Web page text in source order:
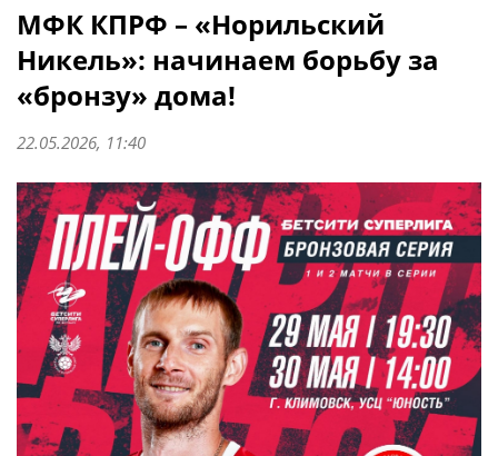
МФК КПРФ – «Норильский
Никель»: начинаем борьбу за
«бронзу» дома!
22.05.2026, 11:40